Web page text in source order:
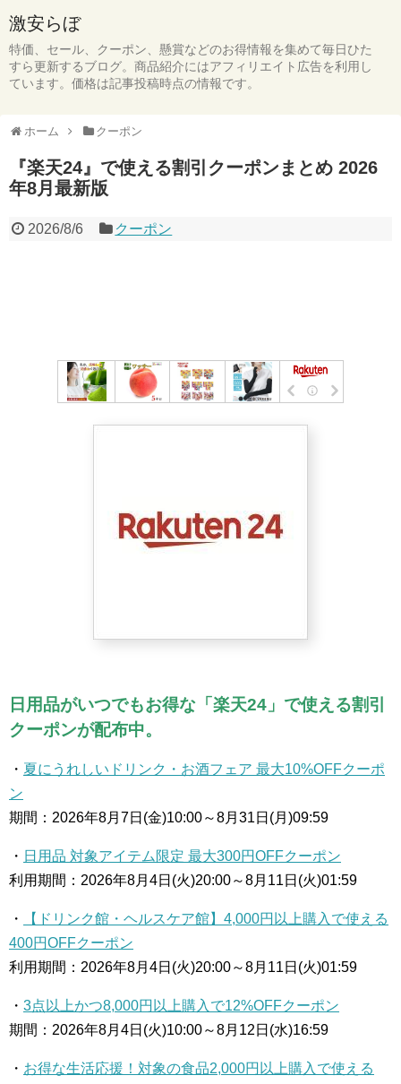
激安らぼ
特価、セール、クーポン、懸賞などのお得情報を集めて毎日ひた
すら更新するブログ。商品紹介にはアフィリエイト広告を利用し
ています。価格は記事投稿時点の情報です。
ホーム クーポン
『楽天24』で使える割引クーポンまとめ 2026
年8月最新版
2026/8/6 クーポン
日用品がいつでもお得な「楽天24」で使える割引
クーポンが配布中。
・ 夏にうれしいドリンク・お酒フェア 最大10%OFFクーポ
ン
期間：2026年8月7日(金)10:00～8月31日(月)09:59
・ 日用品 対象アイテム限定 最大300円OFFクーポン
利用期間：2026年8月4日(火)20:00～8月11日(火)01:59
・
【ドリンク館・ヘルスケア館】4,000円以上購入で使える
400円OFFクーポン
利用期間：2026年8月4日(火)20:00～8月11日(火)01:59
・ 3点以上かつ8,000円以上購入で12%OFFクーポン
期間：2026年8月4日(火)10:00～8月12日(水)16:59
・ お得な生活応援！対象の食品2,000円以上購入で使える